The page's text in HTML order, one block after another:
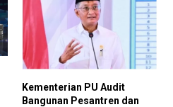
Kementerian PU Audit
Bangunan Pesantren dan